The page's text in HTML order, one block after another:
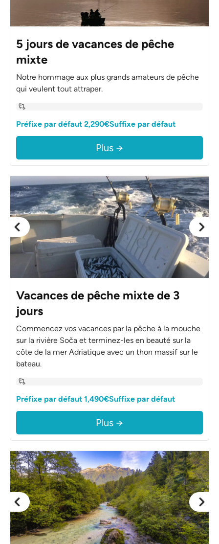
5 jours de vacances de pêche
mixte
Notre hommage aux plus grands amateurs de pêche
qui veulent tout attraper.
Préfixe par défaut 2,290€Suffixe par défaut
Plus →
Vacances de pêche mixte de 3
jours
Commencez vos vacances par la pêche à la mouche
sur la rivière Soča et terminez-les en beauté sur la
côte de la mer Adriatique avec un thon massif sur le
bateau.
Préfixe par défaut 1,490€Suffixe par défaut
Plus →